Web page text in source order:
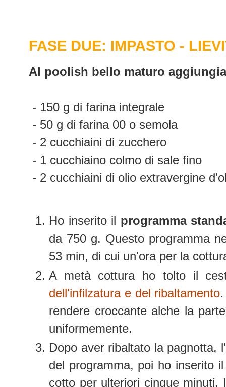
FASE DUE: IMPASTO -
Al poolish bello maturo
- 150 g di farina integrale
- 50 g di farina 00 o semola
- 2 cucchiaini di zucchero
- 1 cucchiaino colmo di sale fino
- 2 cucchiaini di olio extravergine
Ho inserito il programma
da 750 g. Questo programma
53 min, di cui un'ora per la
A metà cottura ho tolto il
dell'infilzatura e del ribaltamento
rendere croccante alche la
uniformemente.
Dopo aver ribaltato la pagnotta,
del programma, poi ho inserito
cotto per ulteriori cinque minuti.